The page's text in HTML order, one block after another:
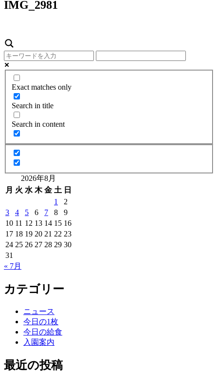
IMG_2981
Exact matches only
Search in title
Search in content
2026年8月
月 火 水 木 金 土 日
1
2
3
4 5 6 7 8
9
10 11 12 13 14 15 16
17 18 19 20 21 22 23
24 25 26 27 28 29 30
31
« 7月
カテゴリー
ニュース
今日の1枚
今日の給食
入園案内
最近の投稿